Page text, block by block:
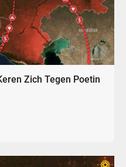
Zich Tegen Poetin